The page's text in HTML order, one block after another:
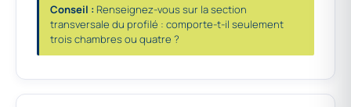
Conseil : Renseignez-vous sur la section
transversale du profilé : comporte-t-il seulement
trois chambres ou quatre ?